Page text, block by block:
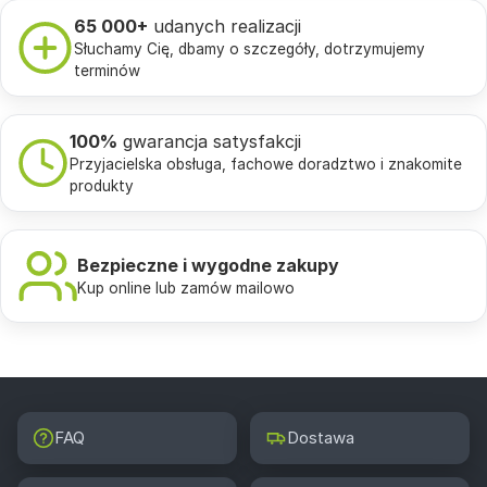
65 000+ udanych realizacji
Słuchamy Cię, dbamy o szczegóły, dotrzymujemy
terminów
100% gwarancja satysfakcji
Przyjacielska obsługa, fachowe doradztwo i znakomite
produkty
Bezpieczne i wygodne zakupy
Kup online lub zamów mailowo
FAQ Dostawa